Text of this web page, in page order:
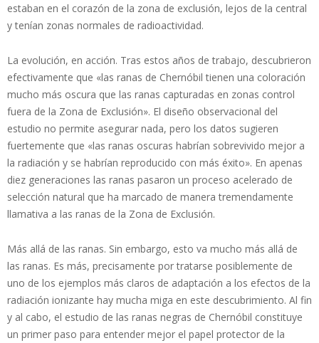
estaban en el corazón de la zona de exclusión, lejos de la central
y tenían zonas normales de radioactividad.
La evolución, en acción. Tras estos años de trabajo, descubrieron
efectivamente que «las ranas de Chernóbil tienen una coloración
mucho más oscura que las ranas capturadas en zonas control
fuera de la Zona de Exclusión». El diseño observacional del
estudio no permite asegurar nada, pero los datos sugieren
fuertemente que «las ranas oscuras habrían sobrevivido mejor a
la radiación y se habrían reproducido con más éxito». En apenas
diez generaciones las ranas pasaron un proceso acelerado de
selección natural que ha marcado de manera tremendamente
llamativa a las ranas de la Zona de Exclusión.
Más allá de las ranas. Sin embargo, esto va mucho más allá de
las ranas. Es más, precisamente por tratarse posiblemente de
uno de los ejemplos más claros de adaptación a los efectos de la
radiación ionizante hay mucha miga en este descubrimiento. Al fin
y al cabo, el estudio de las ranas negras de Chernóbil constituye
un primer paso para entender mejor el papel protector de la